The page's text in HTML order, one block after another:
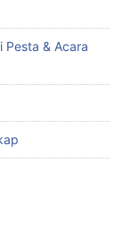
Pesta & Acara